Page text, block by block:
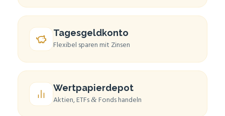
Tages­geld­kon­to
Fle­xi­bel spa­ren mit Zinsen
Wert­pa­pier­de­pot
Akti­en, ETFs&Fonds handeln